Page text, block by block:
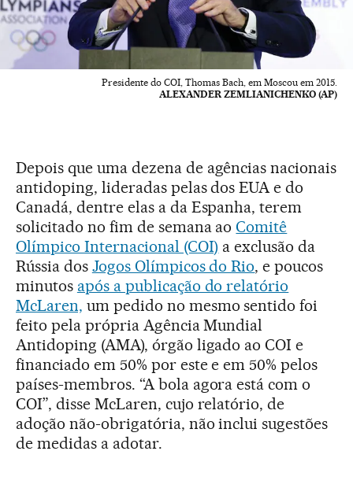
Presidente do COI, Thomas Bach, em Moscou em 2015.
ALEXANDER ZEMLIANICHENKO (AP)
Depois que uma dezena de agências nacionais
antidoping, lideradas pelas dos EUA e do
Canadá, dentre elas a da Espanha, terem
solicitado no fim de semana aoComitê
Olímpico Internacional (COI) a exclusão da
Rússia dos Jogos Olímpicos do Rio, e poucos
minutos após a publicação do relatório
McLaren, um pedido no mesmo sentido foi
feito pela própria Agência Mundial
Antidoping (AMA), órgão ligado ao COI e
financiado em 50% por este e em 50% pelos
países-membros. “A bola agora está com o
COI”, disse McLaren, cujo relatório, de
adoção não-obrigatória, não inclui sugestões
de medidas a adotar.